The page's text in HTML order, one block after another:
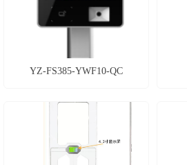
YZ-FS385-YWF10-QC